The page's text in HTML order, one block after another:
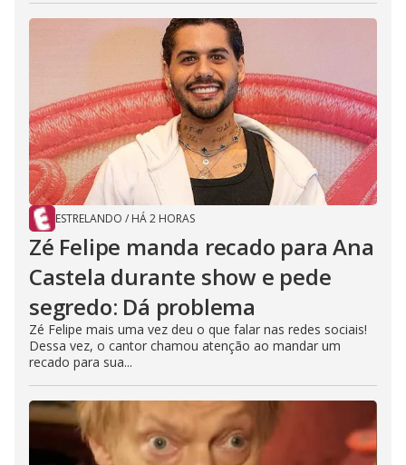
ESTRELANDO / HÁ 2 HORAS
Zé Felipe manda recado para Ana
Castela durante show e pede
segredo: Dá problema
Zé Felipe mais uma vez deu o que falar nas redes sociais!
Dessa vez, o cantor chamou atenção ao mandar um
recado para sua...